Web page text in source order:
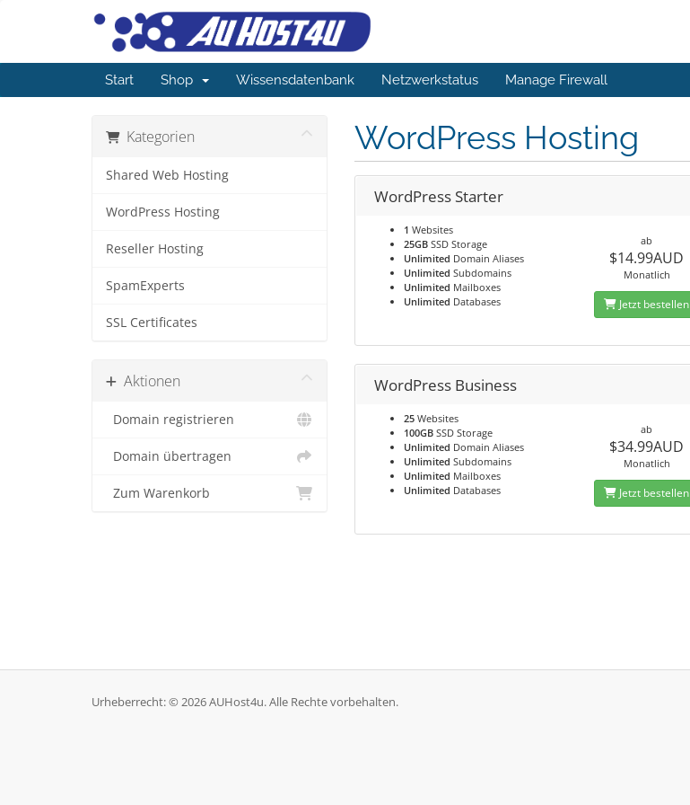
Start Shop Wissensdatenbank Netzwerkstatus Manage Firewall
Kategorien
Shared Web Hosting
WordPress Hosting
Reseller Hosting
SpamExperts
SSL Certificates
Aktionen
Domain registrieren
Domain übertragen
Zum Warenkorb
WordPress Hosting
WordPress Starter
1 Websites
25GBSSD Storage
Unlimited Domain Aliases
Unlimited Subdomains
Unlimited Mailboxes
Unlimited Databases
ab
$14.99AUD
Monatlich
Jetzt bestellen
WordPress Business
25Websites
100GBSSD Storage
Unlimited Domain Aliases
Unlimited Subdomains
Unlimited Mailboxes
Unlimited Databases
ab
$34.99AUD
Monatlich
Jetzt bestellen
Urheberrecht: © 2026 AUHost4u. Alle Rechte vorbehalten.